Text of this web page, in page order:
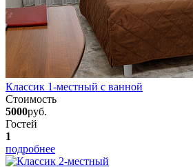
Классик 1-местный с ванной
Стоимость
5000руб.
Гостей
1
подробнее